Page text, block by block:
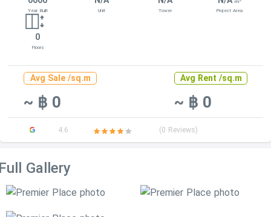
Year Built Unit Tower
m
Project Area
0
Floors
Avg Sale /sq.m
~ ฿ 0
Avg Rent /sq.m
~ ฿ 0
4.6 (0 Reviews)
Gallery